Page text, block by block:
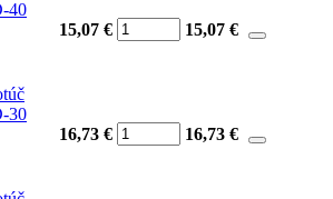
40
15,07 € 15,07 €
30
16,73 € 16,73 €